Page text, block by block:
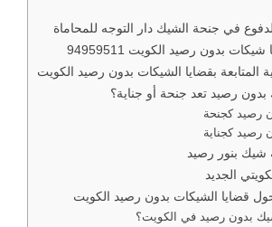
في جنحة الشيك دار التوجه للمحاماة
بدون رصيد الكويت 94959511
المتابعة بقضايا الشيكات بدون رصيد الكويت
رصيد تعد جنحة أو جناية؟
رصيد كجنحة
رصيد كجناية
بنور رصيد
الجديد
حول قضايا الشيكات بدون رصيد الكويت
بدون رصيد في الكويت؟